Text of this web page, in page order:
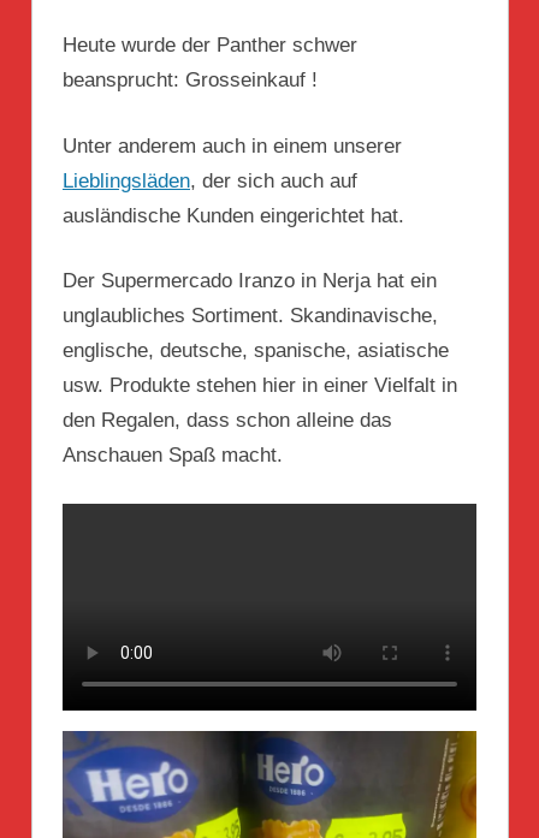
Heute wurde der Panther schwer
beansprucht: Grosseinkauf !
Unter anderem auch in einem unserer
Lieblingsläden, der sich auch auf
ausländische Kunden eingerichtet hat.
Der Supermercado Iranzo in Nerja hat ein
unglaubliches Sortiment. Skandinavische,
englische, deutsche, spanische, asiatische
usw. Produkte stehen hier in einer Vielfalt in
den Regalen, dass schon alleine das
Anschauen Spaß macht.